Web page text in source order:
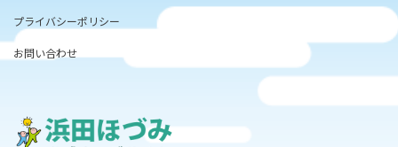
プライバシーポリシー
お問い合わせ